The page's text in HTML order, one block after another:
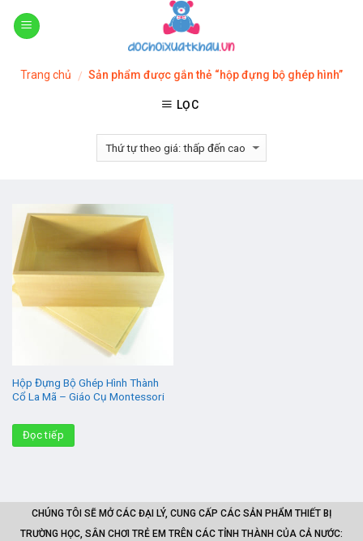
Skip
Trang chủ / Sản phẩm được gắn thẻ “hộp đựng bộ ghép hình”
LỌC
Hộp Đựng Bộ Ghép Hình Thành
Cổ La Mã – Giáo Cụ Montessori
Đọc tiếp
CHÚNG TÔI SẼ MỞ CÁC ĐẠI LÝ, CUNG CẤP CÁC SẢN PHẨM THIẾT BỊ
TRƯỜNG HỌC, SÂN CHƠI TRẺ EM TRÊN CÁC TỈNH THÀNH CỦA CẢ NƯỚC: